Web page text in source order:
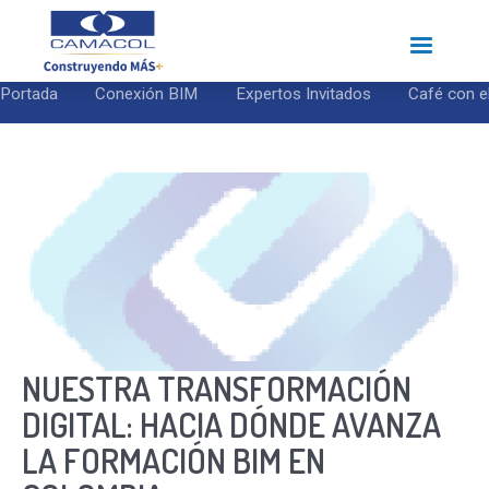
contenido
principal
Portada Conexión BIM Expertos Invitados Café con
NUESTRA TRANSFORMACIÓN
DIGITAL: HACIA DÓNDE AVANZA
LA FORMACIÓN BIM EN